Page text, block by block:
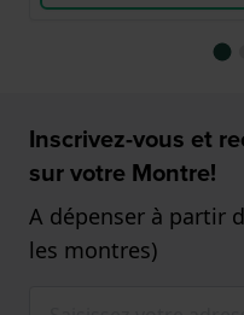
Inscrivez-vous et
sur votre Montre!
A dépenser à partir
les montres)